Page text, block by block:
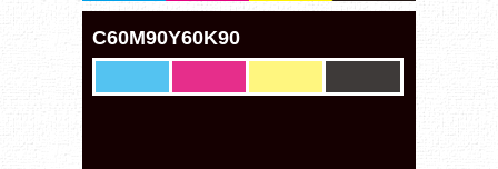
C60M90Y60K90